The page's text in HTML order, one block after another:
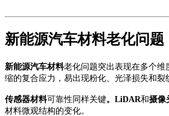
新能源汽车材料老化问题
新能源汽车材料老化问题突出表现在多个维
缩的复合应力，易出现粉化、光泽损失和裂
传感器材料可靠性同样关键。 LiDAR和摄像
材料微观结构的变化。